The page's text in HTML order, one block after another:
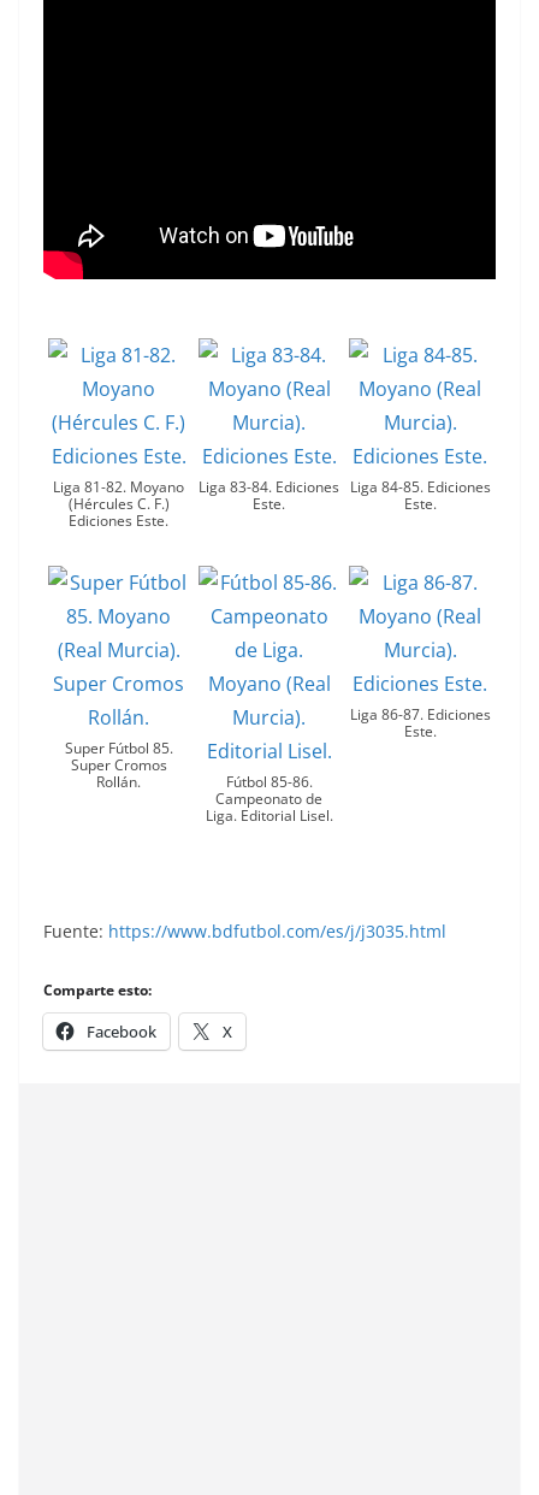
Liga 81-82. Moyano
(Hércules C. F.)
Ediciones Este.
Liga 83-84. Ediciones
Este.
Liga 84-85. Ediciones
Este.
Super Fútbol 85.
Super Cromos
Rollán.
Fútbol 85-86.
Campeonato de
Liga. Editorial Lisel.
Liga 86-87. Ediciones
Este.
Fuente: https://www.bdfutbol.com/es/j/j3035.html
Comparte esto:
Facebook X